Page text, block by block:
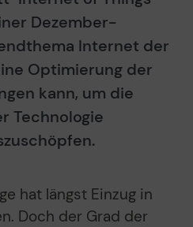
Dezember-
Internet der
Optimierung der
kann, um die
Technologie
hat längst Einzug in
Doch der Grad der